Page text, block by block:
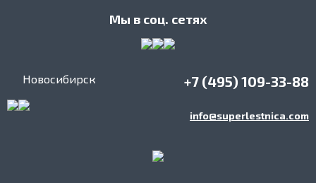
Мы в соц. сетях
Новосибирск +7 (495) 109-33-88
info@superlestnica.com